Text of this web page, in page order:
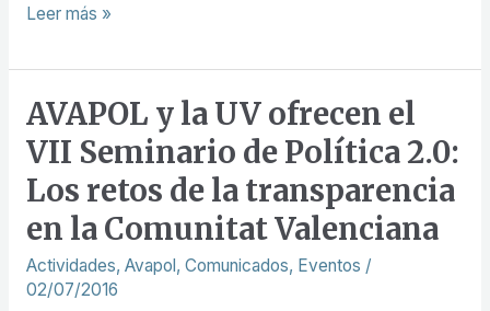
Leer más »
AVAPOL y la UV ofrecen el
VII Seminario de Política 2.0:
Los retos de la transparencia
en la Comunitat Valenciana
Actividades, Avapol , Comunicados, Eventos /
02/07/2016
AVAPOL
y
la
UV
ofrecen
el
VII